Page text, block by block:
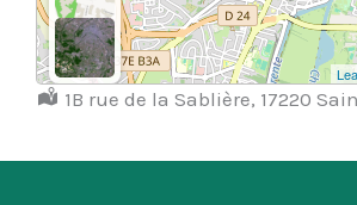
Localisation :
1B rue de la Sablière, 17220